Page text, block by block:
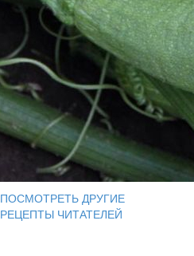
ПОСМОТРЕТЬ ДРУГИЕ
РЕЦЕПТЫ ЧИТАТЕЛЕЙ